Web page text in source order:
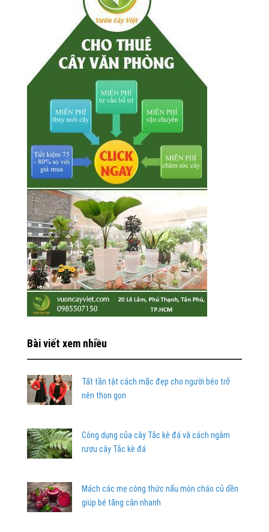
Bài viết xem nhiều
Tất tần tật cách mặc đẹp cho người béo trở
nên thon gọn
Công dụng của cây Tắc kè đá và cách ngâm
rượu cây Tắc kè đá
Mách các mẹ công thức nấu món cháo củ dền
giúp bé tăng cân nhanh